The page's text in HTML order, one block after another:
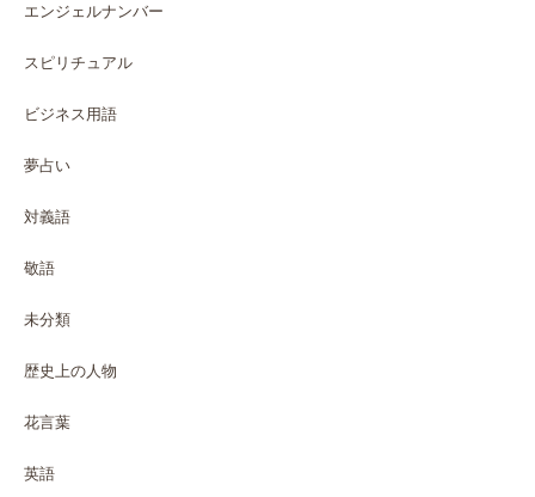
エンジェルナンバー
スピリチュアル
ビジネス用語
夢占い
対義語
敬語
未分類
歴史上の人物
花言葉
英語